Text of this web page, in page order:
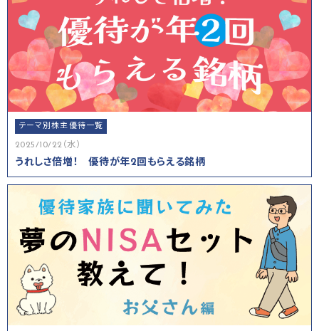
テーマ別株主優待一覧
2025/10/22（水）
うれしさ倍増！ 優待が年2回もらえる銘柄